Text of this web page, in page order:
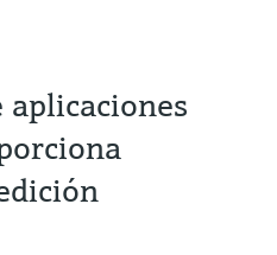
aplicaciones